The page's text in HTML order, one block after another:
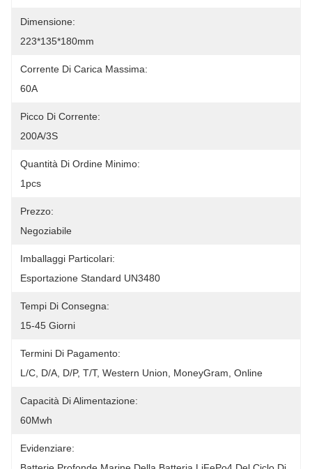
Dimensione:
223*135*180mm
Corrente Di Carica Massima:
60A
Picco Di Corrente:
200A/3S
Quantità Di Ordine Minimo:
1pcs
Prezzo:
Negoziabile
Imballaggi Particolari:
Esportazione Standard UN3480
Tempi Di Consegna:
15-45 Giorni
Termini Di Pagamento:
L/C, D/A, D/P, T/T, Western Union, MoneyGram, Online
Capacità Di Alimentazione:
60Mwh
Evidenziare: